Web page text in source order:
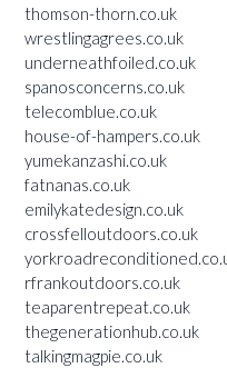
thomson-thorn.co.uk
wrestlingagrees.co.uk
underneathfoiled.co.uk
spanosconcerns.co.uk
telecomblue.co.uk
house-of-hampers.co.uk
yumekanzashi.co.uk
fatnanas.co.uk
emilykatedesign.co.uk
crossfelloutdoors.co.uk
rfrankoutdoors.co.uk
teaparentrepeat.co.uk
thegenerationhub.co.uk
talkingmagpie.co.uk